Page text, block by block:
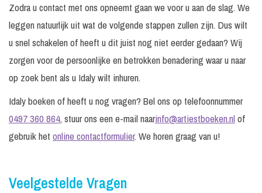
Zodra u contact met ons opneemt gaan we voor u aan de slag. We
leggen natuurlijk uit wat de volgende stappen zullen zijn. Dus wilt
u snel schakelen of heeft u dit juist nog niet eerder gedaan? Wij
zorgen voor de persoonlijke en betrokken benadering waar u naar
op zoek bent als u Idaly wilt inhuren.
Idaly boeken of heeft u nog vragen? Bel ons op telefoonnummer
0497 360 864, stuur ons een e-mail naarinfo@artiestboeken.nlof
gebruik het online contactformulier. We horen graag van u!
Veelgestelde Vragen